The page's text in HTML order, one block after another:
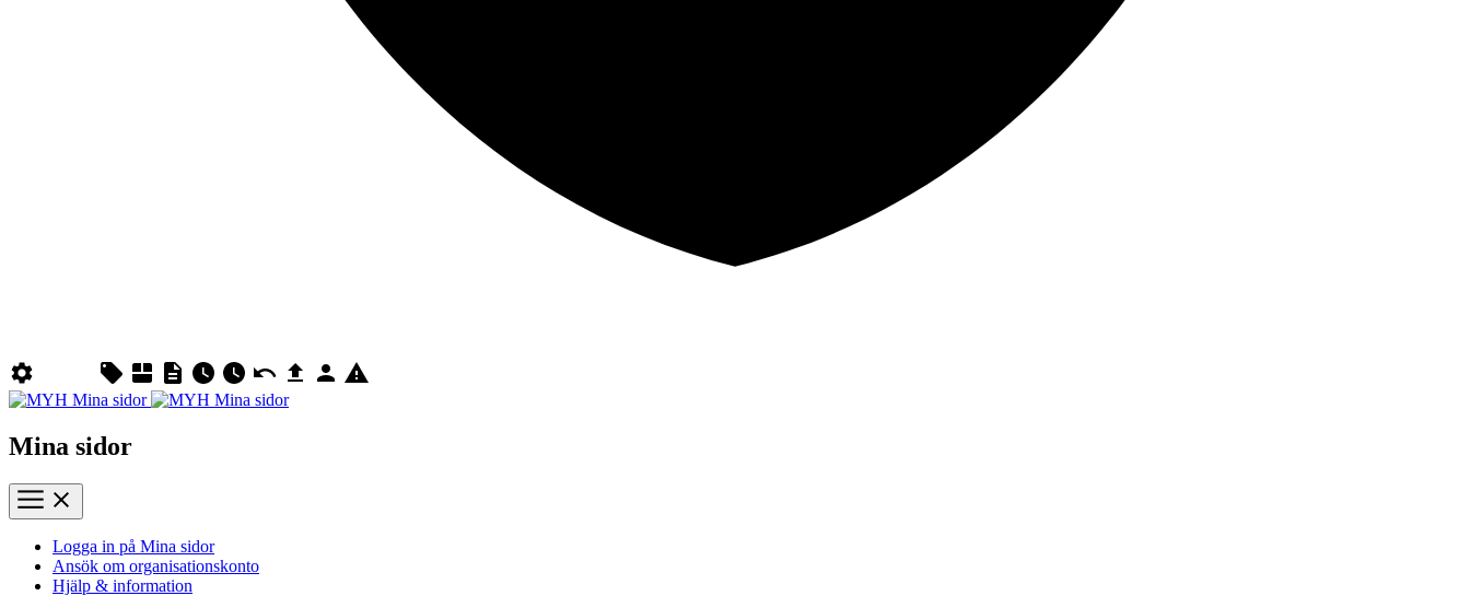
Mina sidor
Logga in på Mina sidor
Ansök om organisationskonto
Hjälp & information